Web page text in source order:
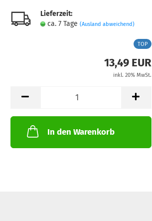
Lieferzeit:
ca. 7 Tage (Ausland abweichend)
TOP
13,49 EUR
inkl. 20% MwSt.
In den Warenkorb